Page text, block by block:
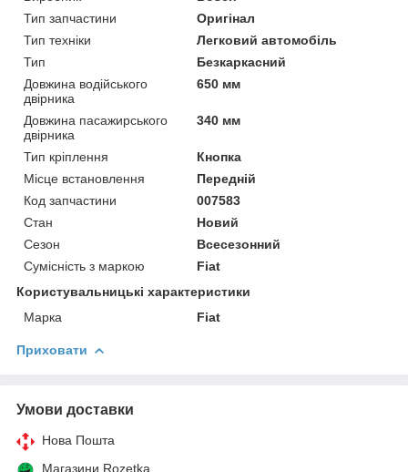
Тип запчастини
Оригінал
Тип техніки
Легковий автомобіль
Тип
Безкаркасний
Довжина водійського
двірника
650 мм
Довжина пасажирського
двірника
340 мм
Тип кріплення
Кнопка
Місце встановлення
Передній
Код запчастини
007583
Стан
Новий
Сезон
Всесезонний
Сумісність з маркою
Fiat
Користувальницькі характеристики
Марка
Fiat
Приховати
Умови доставки
Нова Пошта
Магазини Rozetka